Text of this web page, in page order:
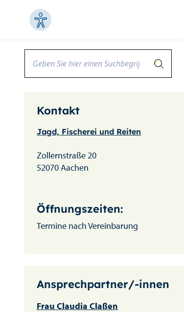
Kontakt
Jagd, Fischerei und Reiten
Zollernstraße 20
52070 Aachen
Öffnungszeiten:
Termine nach Vereinbarung
Ansprechpartner/-innen
Frau Claudia Claßen